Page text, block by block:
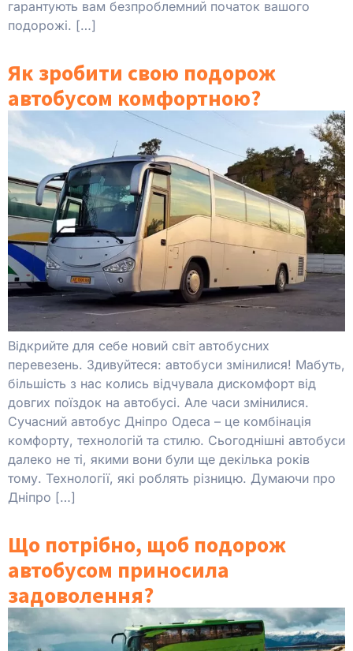
гарантують вам безпроблемний початок вашого
подорожі. […]
Як зробити свою подорож
автобусом комфортною?
Відкрийте для себе новий світ автобусних
перевезень. Здивуйтеся: автобуси змінилися! Мабуть,
більшість з нас колись відчувала дискомфорт від
довгих поїздок на автобусі. Але часи змінилися.
Сучасний автобус Дніпро Одеса – це комбінація
комфорту, технологій та стилю. Сьогоднішні автобуси
далеко не ті, якими вони були ще декілька років
тому. Технології, які роблять різницю. Думаючи про
Дніпро […]
Що потрібно, щоб подорож
автобусом приносила
задоволення?